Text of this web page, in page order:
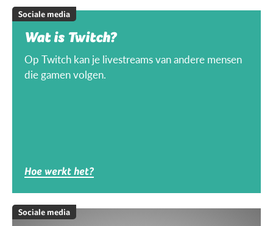
Sociale media
Wat is Twitch?
Op Twitch kan je livestreams van andere mensen
die gamen volgen.
Hoe werkt het?
Sociale media